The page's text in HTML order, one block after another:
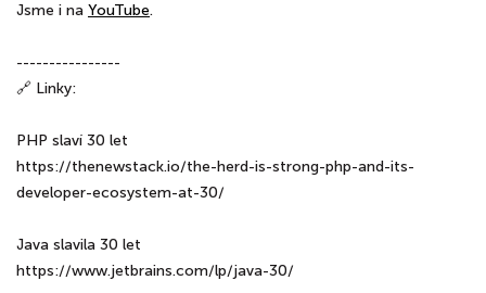
Jsme i na ⁠⁠⁠⁠⁠YouTube⁠⁠⁠⁠⁠⁠.
----------------
🔗 Linky:
PHP slaví 30 let
https://thenewstack.io/the-herd-is-strong-php-and-its-
developer-ecosystem-at-30/
Java slavila 30 let
https://www.jetbrains.com/lp/java-30/